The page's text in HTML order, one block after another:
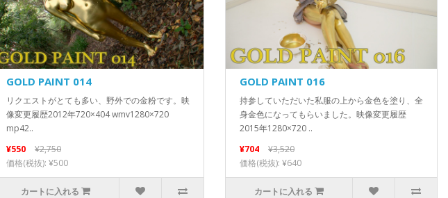
GOLD PAINT 014
リクエストがとても多い、野外での金粉です。映
像変更履歴2012年720×404 wmv1280×720
mp42..
¥550
¥2,750
価格(税抜): ¥500
カートに入れる
GOLD PAINT 016
持参していただいた私服の上から金色を塗り、全
身金色になってもらいました。映像変更履歴
2015年1280×720 ..
¥704
¥3,520
価格(税抜): ¥640
カートに入れる